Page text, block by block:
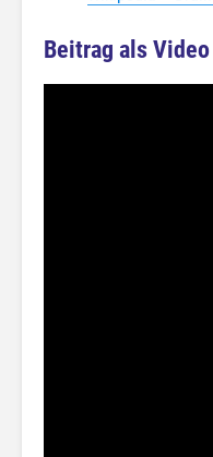
Beitrag als